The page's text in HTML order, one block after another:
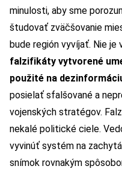
minulosti, aby sme
študovať zväčšovanie
bude región vyvíjať. Nie je
falzifikáty vytvorené
použité na
posielať sfalšované a
vojenských stratégov.
nekalé politické ciele.
vyvinúť systém na
snímok rovnakým